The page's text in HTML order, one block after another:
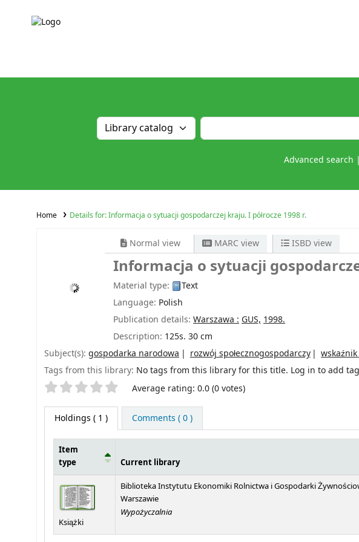
Advanced search
Home Details for:Informacja o sytuacji gospodarczej kraju. I półrocze 1998 r.
Normal view MARC view ISBD view
Informacja o sytuacji
Material type:
Text
Language: Polish
Publication details: Warszawa : GUS, 1998.
Description: 125s. 30 cm
Subject(s): gospodarka narodowa rozwój społecznogospodarczy
Tags from this library: No tags from this library for this title. Log in to add
Star ratings Average rating: 0.0 (0 votes)
Holdings ( 1 ) Comments ( 0 )
Item
type
Current library
Książki
Biblioteka Instytutu Ekonomiki Rolnictwa i Gospodarki
Warszawie
Wypożyczalnia